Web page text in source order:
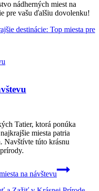
nádherných miest na
pre vašu ďalšiu dovolenku!
destinácie: Top miesta pre
Tatier, ktorá ponúka
miesta patria
Navštívte túto krásnu
na návštevu